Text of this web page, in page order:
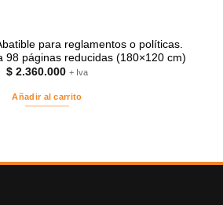
para reglamentos o políticas.
98 páginas reducidas (180×120 cm)
$ 2.360.000 + Iva
Añadir al carrito